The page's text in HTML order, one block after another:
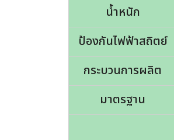
น้ำหนัก
ป้องกันไฟฟ้าสถิตย์
กระบวนการผลิต
มาตรฐาน